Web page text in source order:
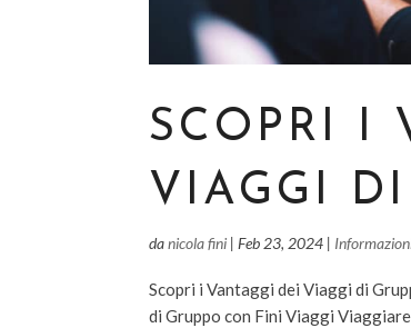
SCOPRI I
VIAGGI DI
danicola fini |Feb 23, 2024 |
Scopri i Vantaggi dei Viaggi di
di Gruppo con Fini Viaggi Viaggiare